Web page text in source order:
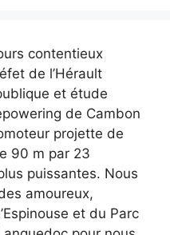
contentieux
de l’Hérault
et étude
de Cambon
projette de
90 m par 23
puissantes. Nous
amoureux,
et du Parc